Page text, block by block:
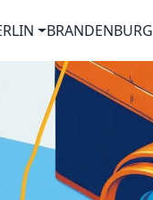
BRANDENBURG